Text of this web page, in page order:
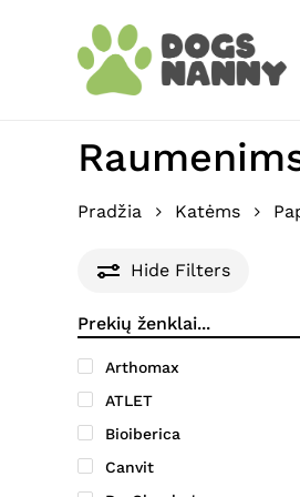
Pradžia Katėms
Hide Filters
Arthomax
ATLET
Bioiberica
Canvit